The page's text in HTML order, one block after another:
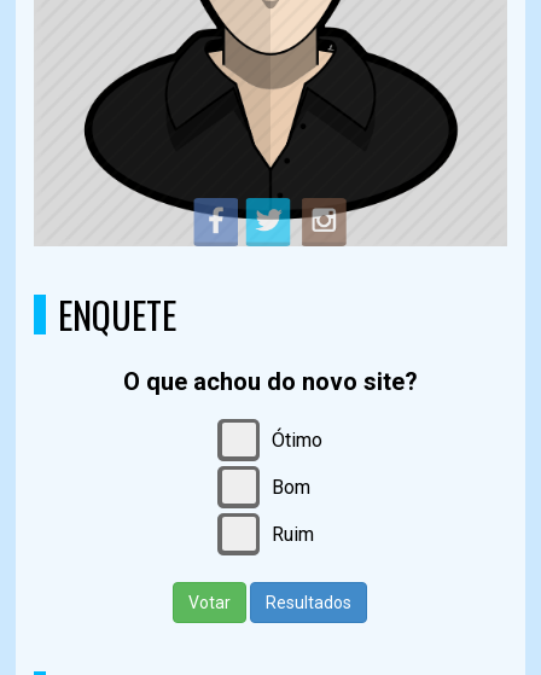
ENQUETE
O que achou do novo site?
Ótimo
Bom
Ruim
Votar Resultados